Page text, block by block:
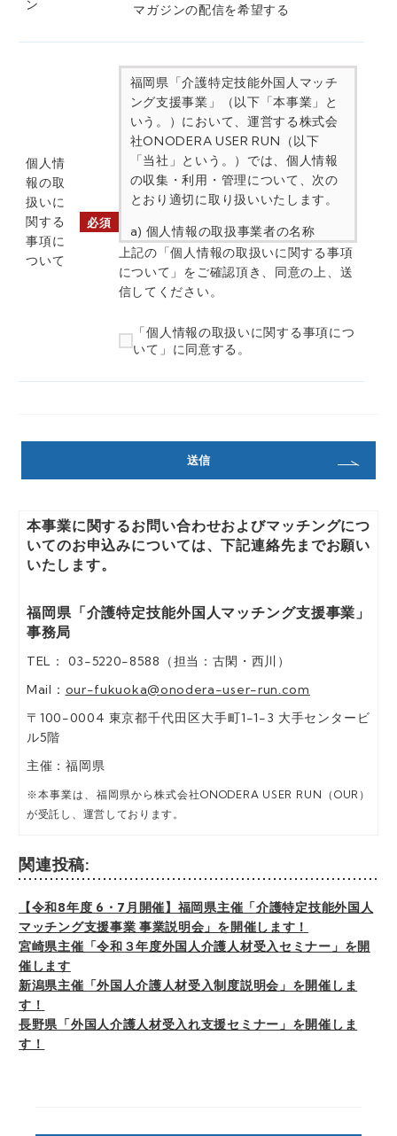
ン
マガジンの配信を希望する
個人情
報の取
扱いに
関する
事項に
ついて
必須
福岡県「介護特定技能外国人マッチ
ング支援事業」（以下「本事業」と
いう。）において、運営する株式会
社ONODERA USER RUN（以下
「当社」という。）では、個人情報
の収集・利用・管理について、次の
とおり適切に取り扱いいたします。
a) 個人情報の取扱事業者の名称
株式会社ONODERA USER RUN
b) 個人情報保護管理者の氏名または
職名、所属及び連絡先
https://onodera-user-
run.co.jp/inquiry/
d) 個人情報の第三者提供
法令の要請に基づく場合を除き、取
く、第三者に提供することはありま
せん。
があります。委託にあたっては、委
図られるよう、委託先に対する必要
かつ適切な監督を行います。
提供記録の開示等の請求等に応じる
通知、開示、内容の訂正、追加又は
削除、利用の停止、消去及び第三者
応じます。開示等の請求等に応じる
窓口は、以下の「お問合せ先」をご
覧ください。
g) 個人情報の入力項目について
任意となっておりますが、主要な項
は、お問合わせの内容によっては対
上記の「個人情報の取扱いに関する事項
について」をご確認頂き、同意の上、送
信してください。
「個人情報の取扱いに関する事項につ
いて」に同意する。
本事業に関するお問い合わせおよびマッチングにつ
いてのお申込みについては、下記連絡先までお願い
いたします。
福岡県「介護特定技能外国人マッチング支援事業」
事務局
TEL： 03-5220-8588（担当：古閑・西川）
Mail： our-fukuoka@onodera-user-run.com
〒100-0004 東京都千代田区大手町1-1-3 大手センタービ
ル5階
主催：福岡県
※本事業は、福岡県から株式会社ONODERA USER RUN（OUR）
が受託し、運営しております。
関連投稿:
【令和8年度 6・7月開催】福岡県主催「介護特定技能外国人
マッチング支援事業 事業説明会」を開催します！
宮崎県主催「令和３年度外国人介護人材受入セミナー」を開
催します
新潟県主催「外国人介護人材受入制度説明会」を開催しま
す！
長野県「外国人介護人材受入れ支援セミナー」を開催しま
す！